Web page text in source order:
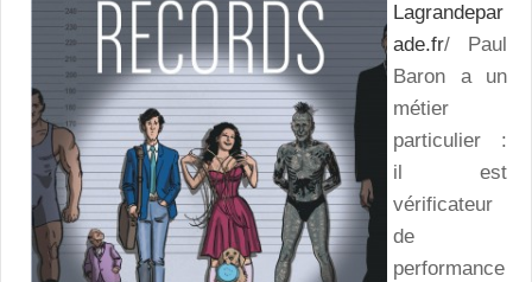
Lagrandepar
ade.fr/ Paul
Baron a un
métier
particulier :
il est
vérificateur
de
performance